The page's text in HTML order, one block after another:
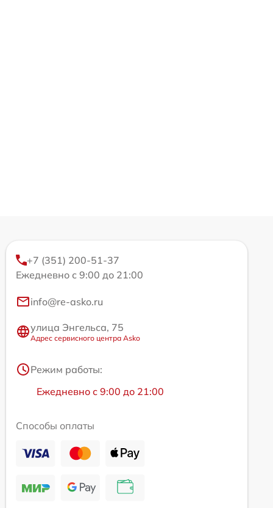
+7 (351) 200-51-37
Ежедневно с 9:00 до 21:00
info@re-asko.ru
улица Энгельса, 75
Адрес сервисного центра Asko
Режим работы:
Ежедневно с 9:00 до 21:00
Способы оплаты